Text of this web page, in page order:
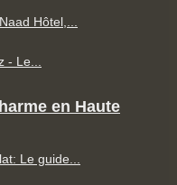
Hôtel,...
- Le...
en Haute
Le guide...